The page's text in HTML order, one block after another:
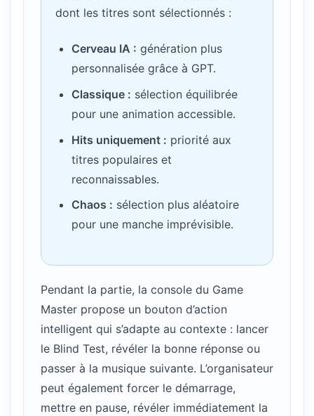
dont les titres sont sélectionnés :
Cerveau IA : génération plus
personnalisée grâce à GPT.
Classique : sélection équilibrée
pour une animation accessible.
Hits uniquement : priorité aux
titres populaires et
reconnaissables.
Chaos : sélection plus aléatoire
pour une manche imprévisible.
Pendant la partie, la console du Game
Master propose un bouton d’action
intelligent qui s’adapte au contexte : lancer
le Blind Test, révéler la bonne réponse ou
passer à la musique suivante. L’organisateur
peut également forcer le démarrage,
mettre en pause, révéler immédiatement la